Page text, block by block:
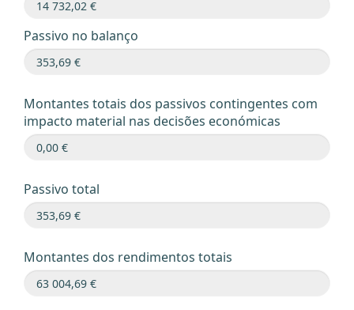
Passivo no balanço
Montantes totais dos passivos contingentes com
impacto material nas decisões económicas
Passivo total
Montantes dos rendimentos totais